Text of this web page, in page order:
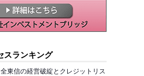
スランキング
全東信の経営破綻とクレジットリス